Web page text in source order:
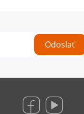
Odoslať